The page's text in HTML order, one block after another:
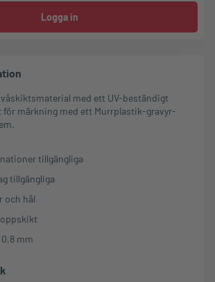
Logga in
med ett UV-beständigt
märkning med ett Murrplastik-gravyr-
tillgängliga
tillgängliga
och hål
mm